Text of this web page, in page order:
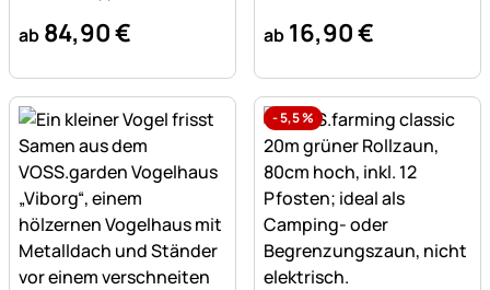
ab 84,90€ ab 16,90€
-5,5%